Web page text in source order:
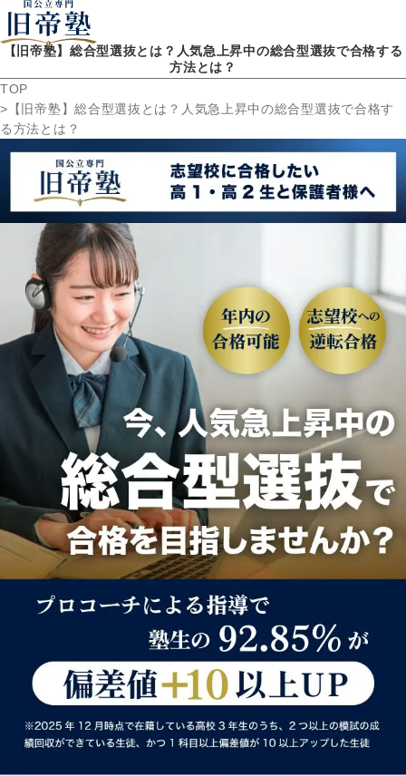
【旧帝塾】総合型選抜とは？人気急上昇中の総合型選抜で合格する
方法とは？
TOP
【旧帝塾】総合型選抜とは？人気急上昇中の総合型選抜で合格す
る方法とは？